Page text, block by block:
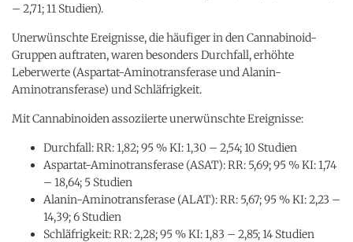
– 2,71; 11 Studien).
Unerwünschte Ereignisse, die häufiger in den Cannabinoid-
Gruppen auftraten, waren besonders Durchfall, erhöhte
Leberwerte (Aspartat-Aminotransferase und Alanin-
Aminotransferase) und Schläfrigkeit.
Mit Cannabinoiden assoziierte unerwünschte Ereignisse:
Durchfall: RR: 1,82; 95 % KI: 1,30 – 2,54; 10 Studien
Aspartat-Aminotransferase (ASAT): RR: 5,69; 95 % KI: 1,74
– 18,64; 5 Studien
Alanin-Aminotransferase (ALAT): RR: 5,67; 95 % KI: 2,23 –
14,39; 6 Studien
Schläfrigkeit: RR: 2,28; 95 % KI: 1,83 – 2,85; 14 Studien